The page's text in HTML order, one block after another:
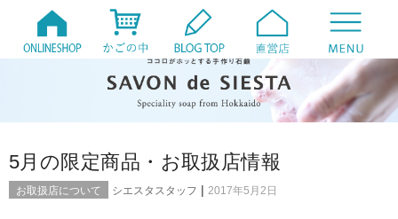
5月の限定商品・お取扱店情報
お取扱店について シエスタスタッフ | 2017年5月2日